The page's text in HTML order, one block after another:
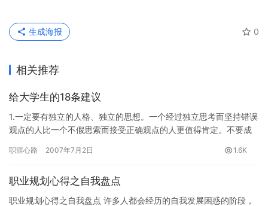
0
生成海报
相关推荐
给大学生的18条建议
1.一定要有独立的人格、独立的思想。一个经过独立思考而坚持错误
观点的人比一个不假思索而接受正确观点的人更值得肯定。不要成
职涯心路 2007年7月2日 1.6K
职业规划心得之自我盘点
职业规划心得之自我盘点 许多人都会经历的自我发展困惑的阶段，